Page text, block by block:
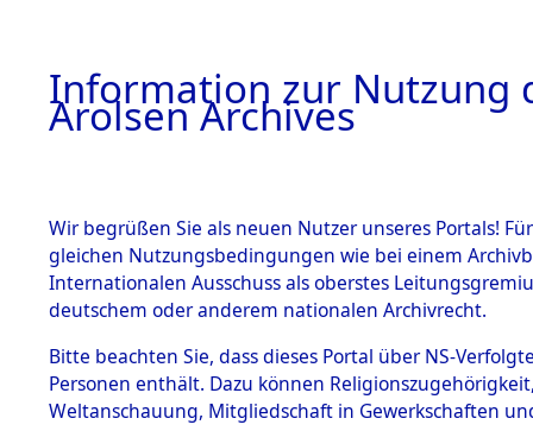
BILD
BESTÄNDE
1.
Natzweiler,
0002 (84612496)
Information zur Nutzung
Arolsen Archives
Wir begrüßen Sie als neuen Nutzer unseres Portals!
gleichen Nutzungsbedingungen wie bei einem
Internationalen Ausschuss als oberstes
deutschem oder anderem nationalen Archivrecht.
Bitte beachten Sie, dass dieses Portal über NS-
Personen enthält. Dazu können
Weltanschauung, Mitgliedschaft in Gewerkschaften